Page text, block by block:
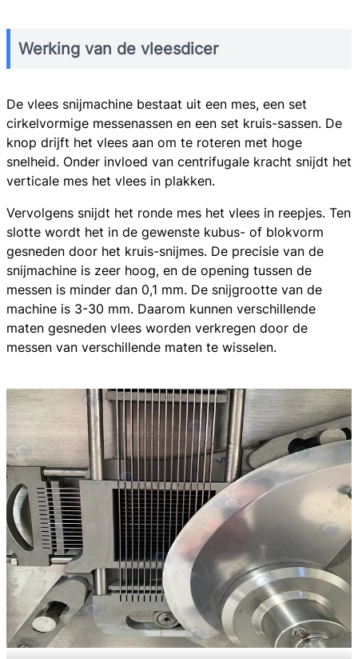
Werking van de vleesdicer
De vlees snijmachine bestaat uit een mes, een set
cirkelvormige messenassen en een set kruis-sassen. De
knop drijft het vlees aan om te roteren met hoge
snelheid. Onder invloed van centrifugale kracht snijdt het
verticale mes het vlees in plakken.
Vervolgens snijdt het ronde mes het vlees in reepjes. Ten
slotte wordt het in de gewenste kubus- of blokvorm
gesneden door het kruis-snijmes. De precisie van de
snijmachine is zeer hoog, en de opening tussen de
messen is minder dan 0,1 mm. De snijgrootte van de
machine is 3-30 mm. Daarom kunnen verschillende
maten gesneden vlees worden verkregen door de
messen van verschillende maten te wisselen.